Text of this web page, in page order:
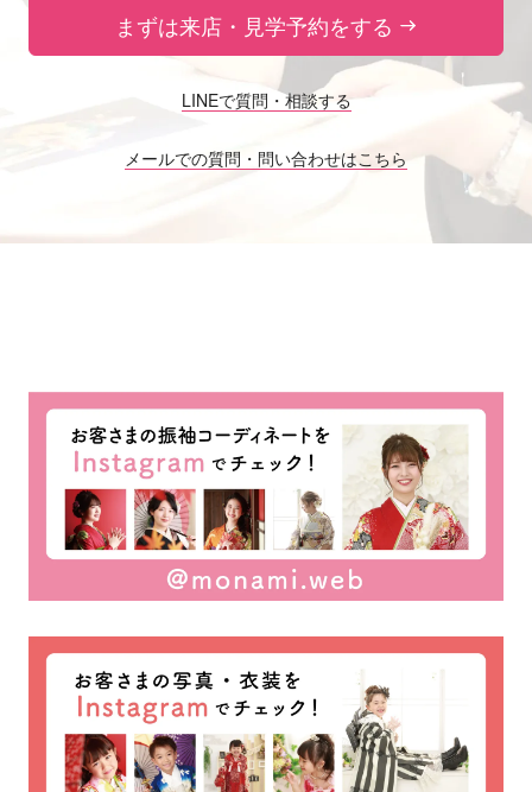
まずは来店・見学予約をする
LINEで質問・相談する
メールでの質問・問い合わせはこちら